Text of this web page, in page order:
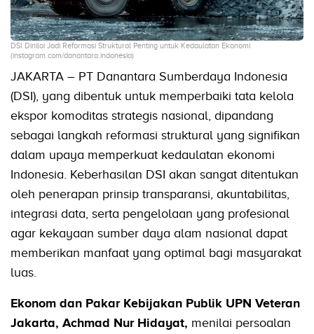
DSI Dinilai Jadi Reformasi Struktural Penting untuk Kedaulatan Ekonomi
(instagram.com/danantara.indonesia)
JAKARTA – PT Danantara Sumberdaya Indonesia
(DSI), yang dibentuk untuk memperbaiki tata kelola
ekspor komoditas strategis nasional, dipandang
sebagai langkah reformasi struktural yang signifikan
dalam upaya memperkuat kedaulatan ekonomi
Indonesia. Keberhasilan DSI akan sangat ditentukan
oleh penerapan prinsip transparansi, akuntabilitas,
integrasi data, serta pengelolaan yang profesional
agar kekayaan sumber daya alam nasional dapat
memberikan manfaat yang optimal bagi masyarakat
luas.
Ekonom dan Pakar Kebijakan Publik UPN Veteran
Jakarta, Achmad Nur Hidayat, menilai persoalan